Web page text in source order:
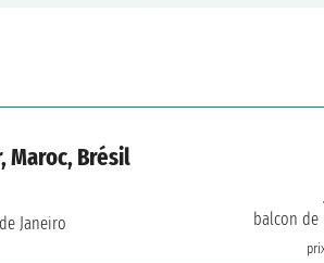
Maroc, Brésil
balcon de
Janeiro